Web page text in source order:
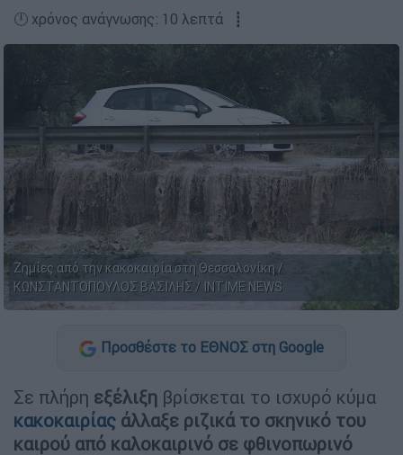
🕛 χρόνος ανάγνωσης: 10 λεπτά ┋
Ζημίες από την κακοκαιρία στη Θεσσαλονίκη /
ΚΩΝΣΤΑΝΤΟΠΟΥΛΟΣ ΒΑΣΙΛΗΣ / INTIME NEWS
Προσθέστε το ΕΘΝΟΣ στη Google
Σε πλήρη εξέλιξη βρίσκεται το ισχυρό κύμα
κακοκαιρίας άλλαξε ριζικά το σκηνικό του
καιρού από καλοκαιρινό σε φθινοπωρινό